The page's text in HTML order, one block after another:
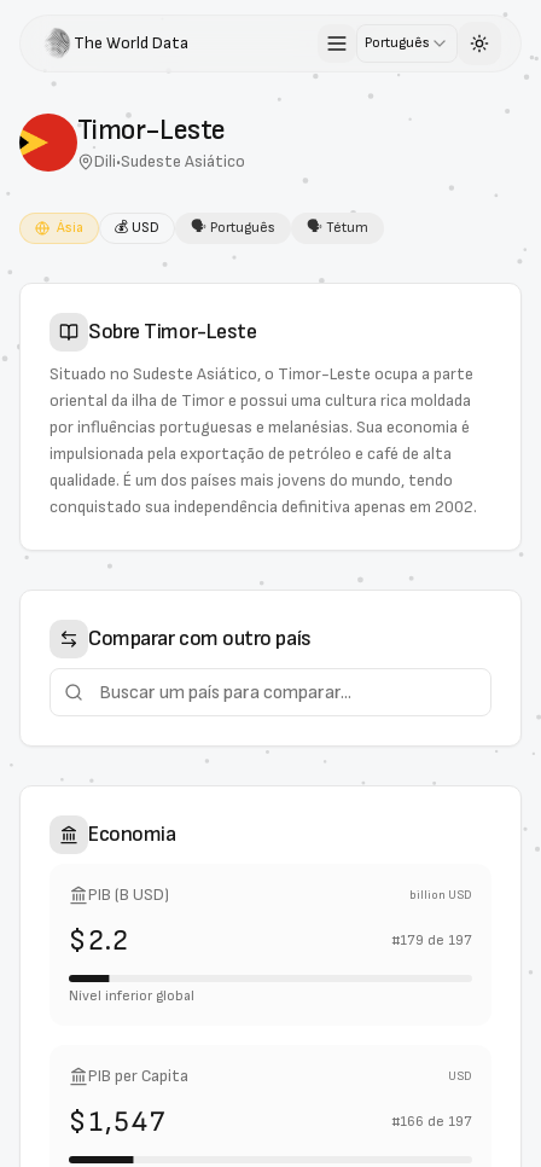
The World Data Português Toggle
Timor-Leste
Dili•Sudeste Asiático
Ásia 💰 USD 🗣 Português 🗣 Tétum
Sobre Timor-Leste
Situado no Sudeste Asiático, o Timor-Leste ocupa a parte
oriental da ilha de Timor e possui uma cultura rica moldada
por influências portuguesas e melanésias. Sua economia é
impulsionada pela exportação de petróleo e café de alta
qualidade. É um dos países mais jovens do mundo, tendo
conquistado sua independência definitiva apenas em 2002.
Comparar com outro país
Economia
PIB (B USD) billion USD
$2.2 #179 de 197
Nível inferior global
PIB per Capita USD
$1,547 #166 de 197